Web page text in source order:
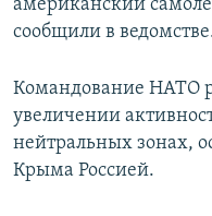
американский
сообщили в
Командование НАТО
увеличении
нейтральных зонах,
Крыма Россией.